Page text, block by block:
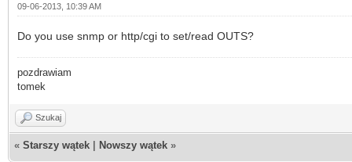
09-06-2013, 10:39 AM
Do you use snmp or http/cgi to set/read OUTS?
pozdrawiam
tomek
Szukaj
« Starszy wątek Nowszy wątek »